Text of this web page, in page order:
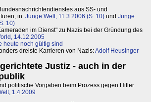
aus SS- und
in: Junge Welt, 11.3.2006 (S. 10) und Junge
10)
im Dienst" zu Nazis bei der Gründung des
14.12.2005
heute noch gültig sind
dreiste Karrieren von Nazis:Adolf Heusinger
Justiz - auch in der
politische Vorgaben beim Prozess gegen Hitler
1.4.2009